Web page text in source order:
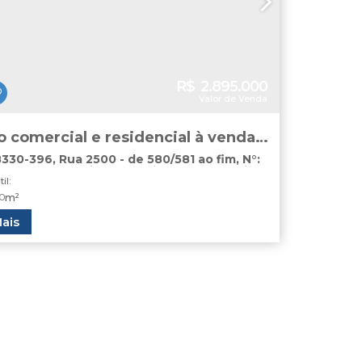
comercial e residencial à venda
Balneário Camboriú
396, Rua 2500 - de 580/581 ao fim, N°:
Balneário Camboriú Santa Catarina
m²